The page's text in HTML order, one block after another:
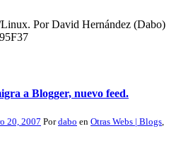
Por David Hernández (Dabo)
a Blogger, nuevo feed.
20, 2007 Pordabo en Otras Webs | Blogs